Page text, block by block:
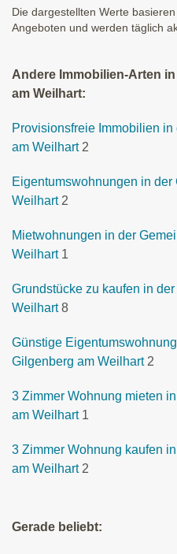
Die dargestellten Werte
Angeboten und werden täglich
Andere Immobilien-Arten
am Weilhart:
Provisionsfreie Immobilien
am Weilhart 2
Eigentumswohnungen in
Weilhart 2
Mietwohnungen in der
Weilhart 1
Grundstücke zu kaufen in
Weilhart 8
Günstige
Gilgenberg am Weilhart 2
3 Zimmer Wohnung mieten
am Weilhart 1
3 Zimmer Wohnung kaufen
am Weilhart 2
Gerade beliebt: